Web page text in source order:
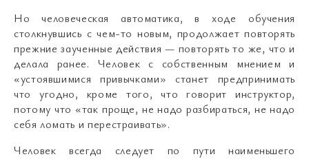
Но человеческая автоматика, в ходе обучения
столкнувшись с чем-то новым, продолжает повторять
прежние заученные действия — повторять то же, что и
делала ранее. Человек с собственным мнением и
«устоявшимися привычками» станет предпринимать
что угодно, кроме того, что говорит инструктор,
потому что «так проще, не надо разбираться, не надо
себя ломать и перестраивать».
Человек всегда следует по пути наименьшего